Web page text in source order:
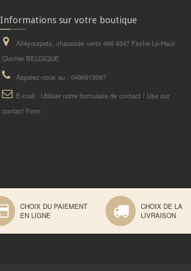
Informations sur votre boutique
All4yourpets, chaussée verte 486 4347 Fexhe-Le-Haut-
Clocher BELGIQUE
Appelez-nous au : 0496913097
E-mail : Utiliser notre formulaire de contact / Use our
contact Form
CHOIX DU PAIEMENT
EN LIGNE
CHOIX DE LA
LIVRAISON